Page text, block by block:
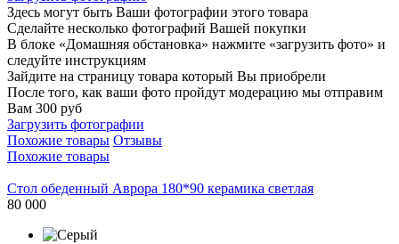
Здесь могут быть Ваши фотографии этого товара
Сделайте несколько фотографий Вашей покупки
В блоке «Домашняя обстановка» нажмите «загрузить фото» и
следуйте инструкциям
Зайдите на страницу товара который Вы приобрели
После того, как ваши фото пройдут модерацию мы отправим
Вам 300 руб
Загрузить фотографии
Похожие товары Отзывы
Похожие товары
Стол обеденный Аврора 180*90 керамика светлая
80 000